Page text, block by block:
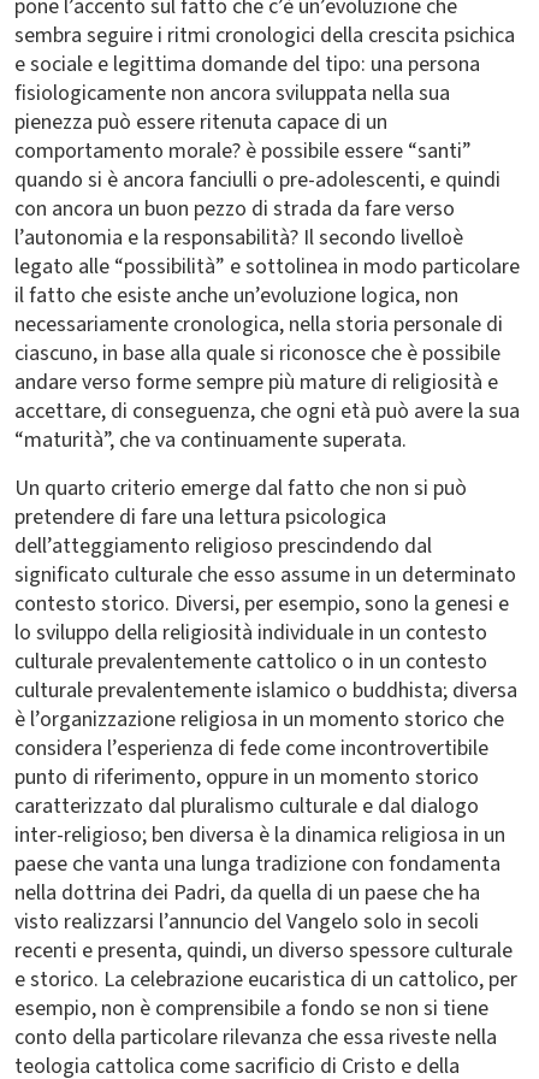
pone l’accento sul fatto che c’è un’evoluzione che
sembra seguire i ritmi cronologici della crescita psichica
e sociale e legittima domande del tipo: una persona
fisiologicamente non ancora sviluppata nella sua
pienezza può essere ritenuta capace di un
comportamento morale? è possibile essere “santi”
quando si è ancora fanciulli o pre-adolescenti, e quindi
con ancora un buon pezzo di strada da fare verso
l’autonomia e la responsabilità? Il secondo livelloè
legato alle “possibilità” e sottolinea in modo particolare
il fatto che esiste anche un’evoluzione logica, non
necessariamente cronologica, nella storia personale di
ciascuno, in base alla quale si riconosce che è possibile
andare verso forme sempre più mature di religiosità e
accettare, di conseguenza, che ogni età può avere la sua
“maturità”, che va continuamente superata.
Un quarto criterio emerge dal fatto che non si può
pretendere di fare una lettura psicologica
dell’atteggiamento religioso prescindendo dal
significato culturale che esso assume in un determinato
contesto storico. Diversi, per esempio, sono la genesi e
lo sviluppo della religiosità individuale in un contesto
culturale prevalentemente cattolico o in un contesto
culturale prevalentemente islamico o buddhista; diversa
è l’organizzazione religiosa in un momento storico che
considera l’esperienza di fede come incontrovertibile
punto di riferimento, oppure in un momento storico
caratterizzato dal pluralismo culturale e dal dialogo
inter-religioso; ben diversa è la dinamica religiosa in un
paese che vanta una lunga tradizione con fondamenta
nella dottrina dei Padri, da quella di un paese che ha
visto realizzarsi l’annuncio del Vangelo solo in secoli
recenti e presenta, quindi, un diverso spessore culturale
e storico. La celebrazione eucaristica di un cattolico, per
esempio, non è comprensibile a fondo se non si tiene
conto della particolare rilevanza che essa riveste nella
teologia cattolica come sacrificio di Cristo e della